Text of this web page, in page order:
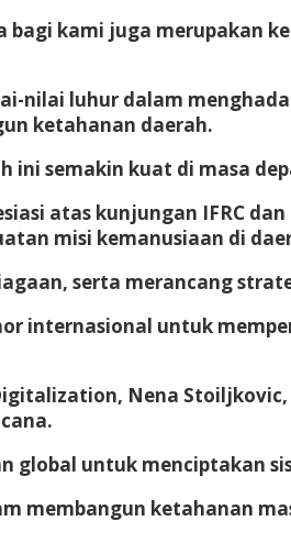
bagi kami juga
nilai luhur dalam
ketahanan daerah.
ini semakin kuat di masa
atas kunjungan IFRC
misi kemanusiaan di
serta merancang
internasional untuk
Nena
global untuk menciptakan
membangun ketahanan